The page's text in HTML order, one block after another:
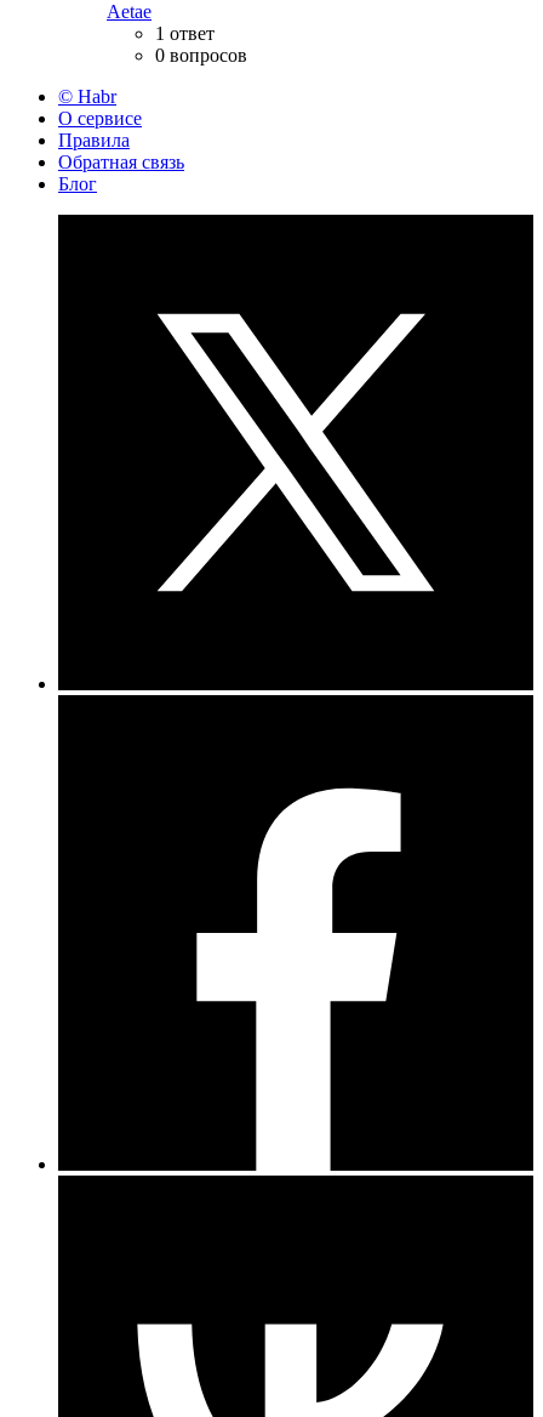
Aetae
1 ответ
0 вопросов
© Habr
О сервисе
Правила
Обратная связь
Блог